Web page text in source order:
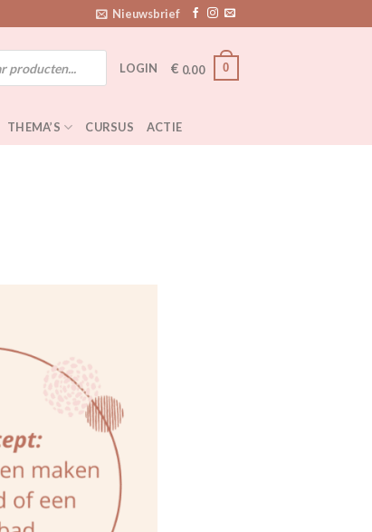
Nieuwsbrief
LOGIN € 0.00 0
THEMA’S CURSUS ACTIE